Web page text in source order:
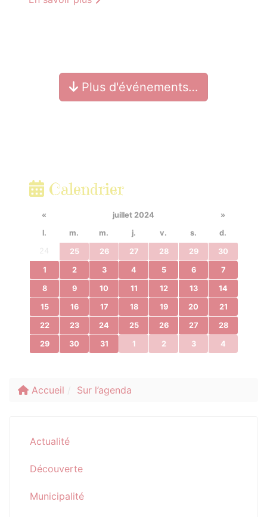
Plus d'événements…
Calendrier
« juillet 2024
»
l.
m. m. j. v. s.
d.
24
25 26 27 28 29 30
1 2 3 4 5 6 7
8 9 10 11 12 13 14
15 16 17 18 19 20 21
22 23 24 25 26 27 28
29 30 31 1 2 3 4
Accueil Sur l’agenda
Actualité
Découverte
Municipalité